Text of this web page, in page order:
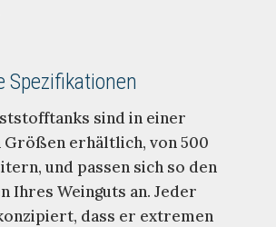
Spezifikationen
sind in einer
Größen erhältlich, von 500
und passen sich so den
Ihres Weinguts an. Jeder
dass er extremen